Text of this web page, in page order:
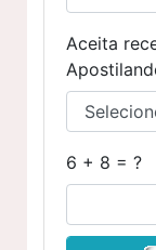
Aceita
6 + 8 = ?